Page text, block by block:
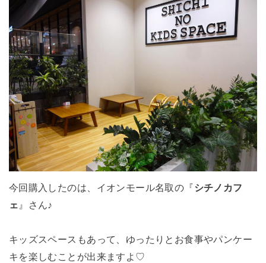
今回購入したのは、イオンモール名取の『シチノカフ
ェ 』さん♪
キッズスペースもあって、ゆったりとお食事やパンケー
キを楽しむことが出来ますよ♡